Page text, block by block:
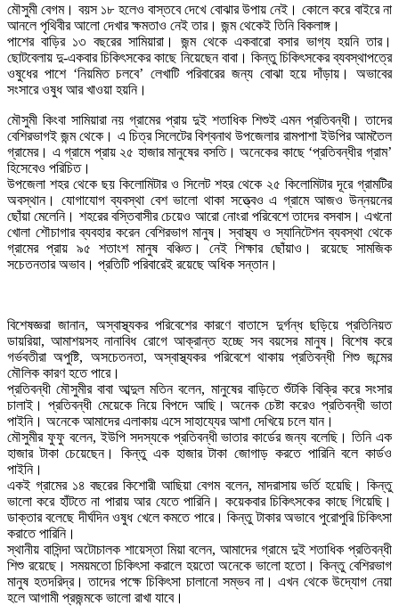
মৌসুমী বেগম। বয়স ১৮ হলেও বাস্তবে দেখে বোঝার উপায় নেই। কোলে করে বাইরে না
আনলে পৃথিবীর আলো দেখার ক্ষমতাও নেই তার। জন্ম থেকেই তিনি বিকলাঙ্গ।
পাশের বাড়ির ১৩ বছরের সামিয়ারা। জন্ম থেকে একবারো বসার ভাগ্য হয়নি তার।
ছোটবেলায় দু-একবার চিকিৎসকের কাছে নিয়েছেন বাবা। কিন্তু চিকিৎসকের ব্যবস্থাপত্রে
ওষুধের পাশে ‘নিয়মিত চলবে’ লেখাটি পরিবারের জন্য বোঝা হয়ে দাঁড়ায়। অভাবের
সংসারে ওষুধ আর খাওয়া হয়নি।
মৌসুমী কিংবা সামিয়ারা নয় গ্রামের প্রায় দুই শতাধিক শিশুই এমন প্রতিবন্ধী। তাদের
বেশিরভাগই জন্ম থেকে। এ চিত্র সিলেটের বিশ্বনাথ উপজেলার রামপাশা ইউপির আমতৈল
গ্রামের। এ গ্রামে প্রায় ২৫ হাজার মানুষের বসতি। অনেকের কাছে ‘প্রতিবন্ধীর গ্রাম’
হিসেবেও পরিচিত।
উপজেলা শহর থেকে ছয় কিলোমিটার ও সিলেট শহর থেকে ২৫ কিলোমিটার দূরে গ্রামটির
অবস্থান। যোগাযোগ ব্যবস্থা বেশ ভালো থাকা সত্ত্বেও এ গ্রামে আজও উন্নয়নের
ছোঁয়া মেলেনি। শহরের বস্তিবাসীর চেয়েও আরো নোংরা পরিবেশে তাদের বসবাস। এখনো
খোলা শৌচাগার ব্যবহার করেন বেশিরভাগ মানুষ। স্বাস্থ্য ও স্যানিটেশন ব্যবস্থা থেকে
গ্রামের প্রায় ৯৫ শতাংশ মানুষ বঞ্চিত। নেই শিক্ষার ছোঁয়াও। রয়েছে সামজিক
সচেতনতার অভাব। প্রতিটি পরিবারেই রয়েছে অধিক সন্তান।
বিশেষজ্ঞরা জানান, অস্বাস্থ্যকর পরিবেশের কারণে বাতাসে দুর্গন্ধ ছড়িয়ে প্রতিনিয়ত
ডায়রিয়া, আমাশয়সহ নানাবিধ রোগে আক্রান্ত হচ্ছে সব বয়সের মানুষ। বিশেষ করে
গর্ভবতীরা অপুষ্টি, অসচেতনতা, অস্বাস্থ্যকর পরিবেশে থাকায় প্রতিবন্ধী শিশু জন্মের
মৌলিক কারণ হতে পারে।
প্রতিবন্ধী মৌসুমীর বাবা আব্দুল মতিন বলেন, মানুষের বাড়িতে শুঁটকি বিক্রি করে সংসার
চালাই। প্রতিবন্ধী মেয়েকে নিয়ে বিপদে আছি। অনেক চেষ্টা করেও প্রতিবন্ধী ভাতা
পাইনি। অনেকে আমাদের এলাকায় এসে সাহায্যের আশা দেখিয়ে চলে যান।
মৌসুমীর ফুফু বলেন, ইউপি সদস্যকে প্রতিবন্ধী ভাতার কার্ডের জন্য বলেছি। তিনি এক
হাজার টাকা চেয়েছেন। কিন্তু এক হাজার টাকা জোগাড় করতে পারিনি বলে কার্ডও
পাইনি।
একই গ্রামের ১৪ বছরের কিশোরী আছিয়া বেগম বলেন, মাদরাসায় ভর্তি হয়েছি। কিন্তু
ভালো করে হাঁটতে না পারায় আর যেতে পারিনি। কয়েকবার চিকিৎসকের কাছে গিয়েছি।
ডাক্তার বলেছে দীর্ঘদিন ওষুধ খেলে কমতে পারে। কিন্তু টাকার অভাবে পুরোপুরি চিকিৎসা
করাতে পারিনি।
স্থানীয় বাসিন্দা অটোচালক শায়েস্তা মিয়া বলেন, আমাদের গ্রামে দুই শতাধিক প্রতিবন্ধী
শিশু রয়েছে। সময়মতো চিকিৎসা করালে হয়তো অনেকে ভালো হতো। কিন্তু বেশিরভাগ
মানুষ হতদরিদ্র। তাদের পক্ষে চিকিৎসা চালানো সম্ভব না। এখন থেকে উদ্যোগ নেয়া
হলে আগামী প্রজন্মকে ভালো রাখা যাবে।